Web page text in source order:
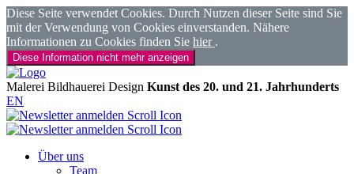
Diese Seite verwendet Cookies. Durch Nutzen dieser Seite sind Sie
mit der Verwendung von Cookies einverstanden. Nähere
Informationen zu Cookies finden Sie hier .
Diese Information nicht mehr anzeigen
Malerei Bildhauerei Design Kunst des 20. und 21. Jahrhunderts
EN
Über uns
Team